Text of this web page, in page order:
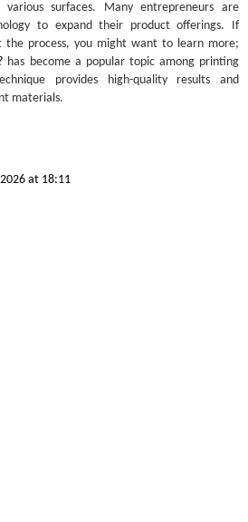
various surfaces. Many entrepreneurs are
to expand their product offerings. If
the process, you might want to learn more;
has become a popular topic among printing
provides high-quality results and
materials.
at 18:11